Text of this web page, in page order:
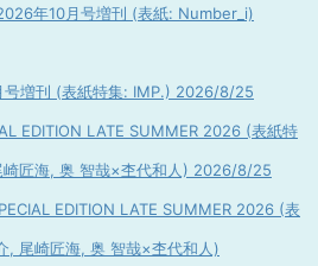
年10月号増刊 (表紙: Number_i)
増刊 (表紙特集: IMP.) 2026/8/25
EDITION LATE SUMMER 2026 (表紙特
匠海, 奥 智哉×杢代和人) 2026/8/25
EDITION LATE SUMMER 2026 (表
, 尾崎匠海, 奥 智哉×杢代和人)